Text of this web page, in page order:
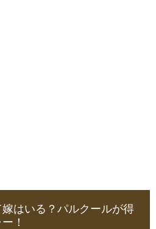
はいる？パルクールが得
！